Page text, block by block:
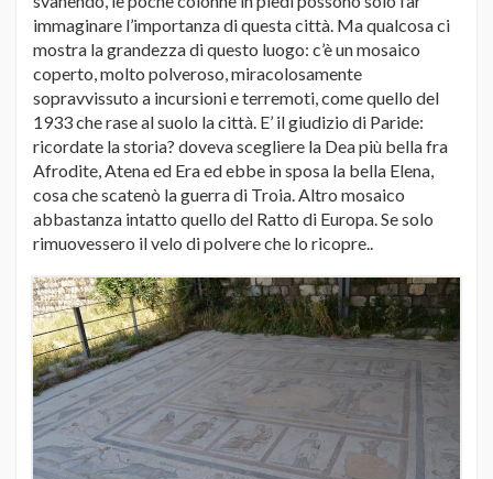
immaginare l’importanza di questa città. Ma qualcosa ci
mostra la grandezza di questo luogo: c’è un mosaico
coperto, molto polveroso, miracolosamente
sopravvissuto a incursioni e terremoti, come quello del
1933 che rase al suolo la città. E’ il giudizio di Paride:
ricordate la storia? doveva scegliere la Dea più bella fra
Afrodite, Atena ed Era ed ebbe in sposa la bella Elena,
cosa che scatenò la guerra di Troia. Altro mosaico
abbastanza intatto quello del Ratto di Europa. Se solo
rimuovessero il velo di polvere che lo ricopre..